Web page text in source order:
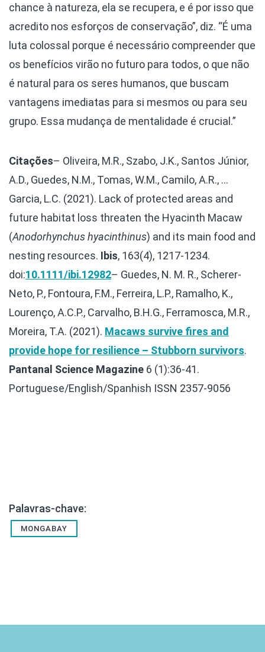
chance à natureza, ela se recupera, e é por isso que
acredito nos esforços de conservação”, diz. “É uma
luta colossal porque é necessário compreender que
os benefícios virão no futuro para todos, o que não
é natural para os seres humanos, que buscam
vantagens imediatas para si mesmos ou para seu
grupo. Essa mudança de mentalidade é crucial.”
Citações– Oliveira, M.R., Szabo, J.K., Santos Júnior,
A.D., Guedes, N.M., Tomas, W.M., Camilo, A.R., …
Garcia, L.C. (2021). Lack of protected areas and
future habitat loss threaten the Hyacinth Macaw
(Anodorhynchus hyacinthinus) and its main food and
nesting resources. Ibis, 163(4), 1217-1234.
doi:10.1111/ibi.12982– Guedes, N. M. R., Scherer-
Neto, P., Fontoura, F.M., Ferreira, L.P., Ramalho, K.,
Lourenço, A.C.P., Carvalho, B.H.G., Ferramosca, M.R.,
Moreira, T.A. (2021). Macaws survive fires and
provide hope for resilience – Stubborn survivors.
Pantanal Science Magazine 6 (1):36-41.
Portuguese/English/Spanhish ISSN 2357-9056
Palavras-chave:
MONGABAY